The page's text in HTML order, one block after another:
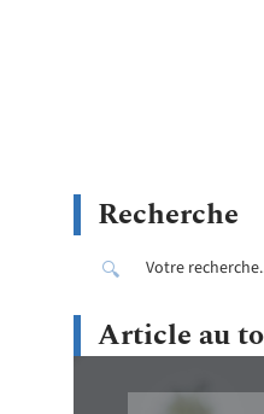
Recherche
Article au